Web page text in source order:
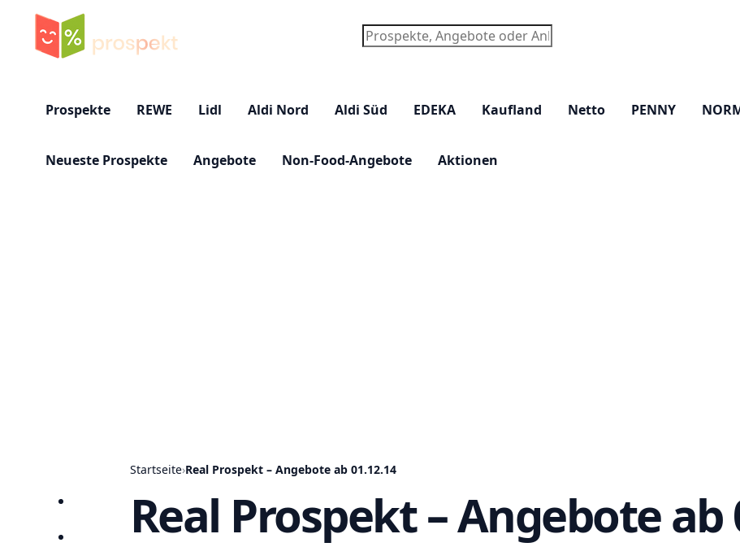
Suchen
Prospekte REWE Lidl Aldi Nord Aldi Süd EDEKA Kaufland Netto PENNY
Neueste Prospekte Angebote Non-Food-Angebote Aktionen
Startseite
Startseite›Real Prospekt – Angebote ab 01.12.14
Real Prospekt – Angebote ab